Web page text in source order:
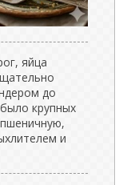
яйца
до
крупных
и